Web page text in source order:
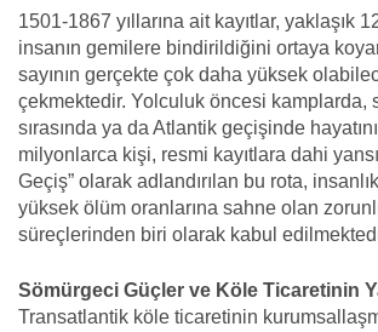
1501-1867 yıllarına ait kayıtlar, yaklaşık
insanın gemilere bindirildiğini ortaya
sayının gerçekte çok daha yüksek
çekmektedir. Yolculuk öncesi kamplarda,
sırasında ya da Atlantik geçişinde
milyonlarca kişi, resmi kayıtlara dahi
Geçiş” olarak adlandırılan bu rota,
yüksek ölüm oranlarına sahne olan
süreçlerinden biri olarak kabul
Sömürgeci Güçler ve Köle Ticaretinin
Transatlantik köle ticaretinin